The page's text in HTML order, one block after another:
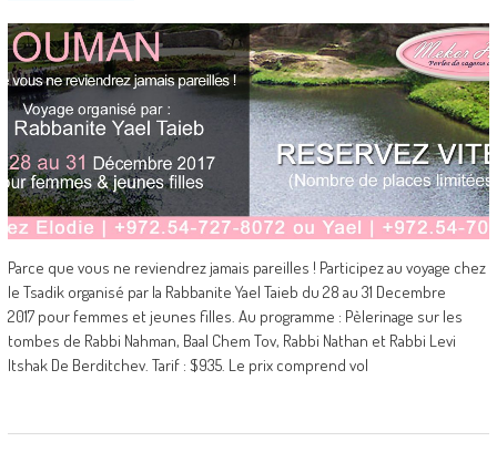
Parce que vous ne reviendrez jamais pareilles ! Participez au voyage chez
le Tsadik organisé par la Rabbanite Yael Taieb du 28 au 31 Decembre
2017 pour femmes et jeunes filles. Au programme : Pèlerinage sur les
tombes de Rabbi Nahman, Baal Chem Tov, Rabbi Nathan et Rabbi Levi
Itshak De Berditchev. Tarif : $935. Le prix comprend vol